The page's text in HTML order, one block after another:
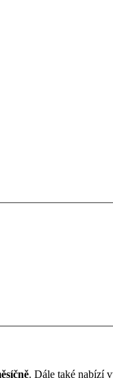
. Dále také nabízí